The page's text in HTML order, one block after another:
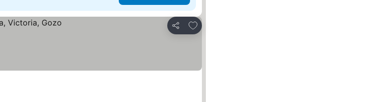
Udostępnij
Dodaj do ulubionych